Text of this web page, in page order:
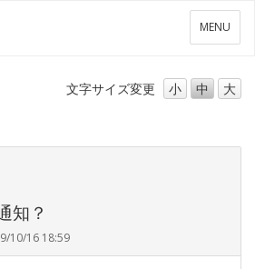
メ
ニ
ー
MENU
文字サイズ変更 小 中 大
知？
10/16 18:59